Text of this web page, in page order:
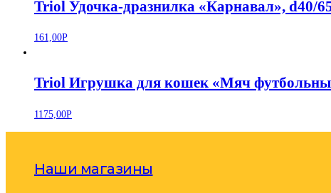
Triol Удочка-дразнилка «Карнавал», d40/
161,00Р
Triol Игрушка для кошек «Мяч
1175,00Р
Наши магазины